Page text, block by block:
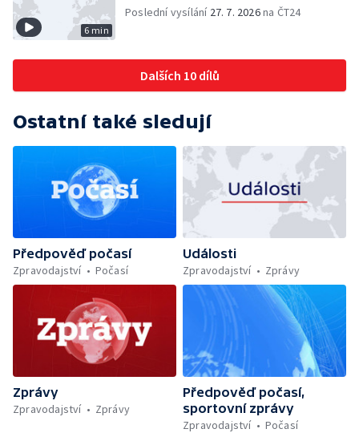
6 min
Poslední vysílání 27. 7. 2026na ČT24
Dalších 10 dílů
Ostatní také sledují
Předpověď počasí
Zpravodajství
Počasí
Události
Zpravodajství
Zprávy
Zprávy
Zpravodajství
Zprávy
Předpověď počasí,
sportovní zprávy
Zpravodajství
Počasí